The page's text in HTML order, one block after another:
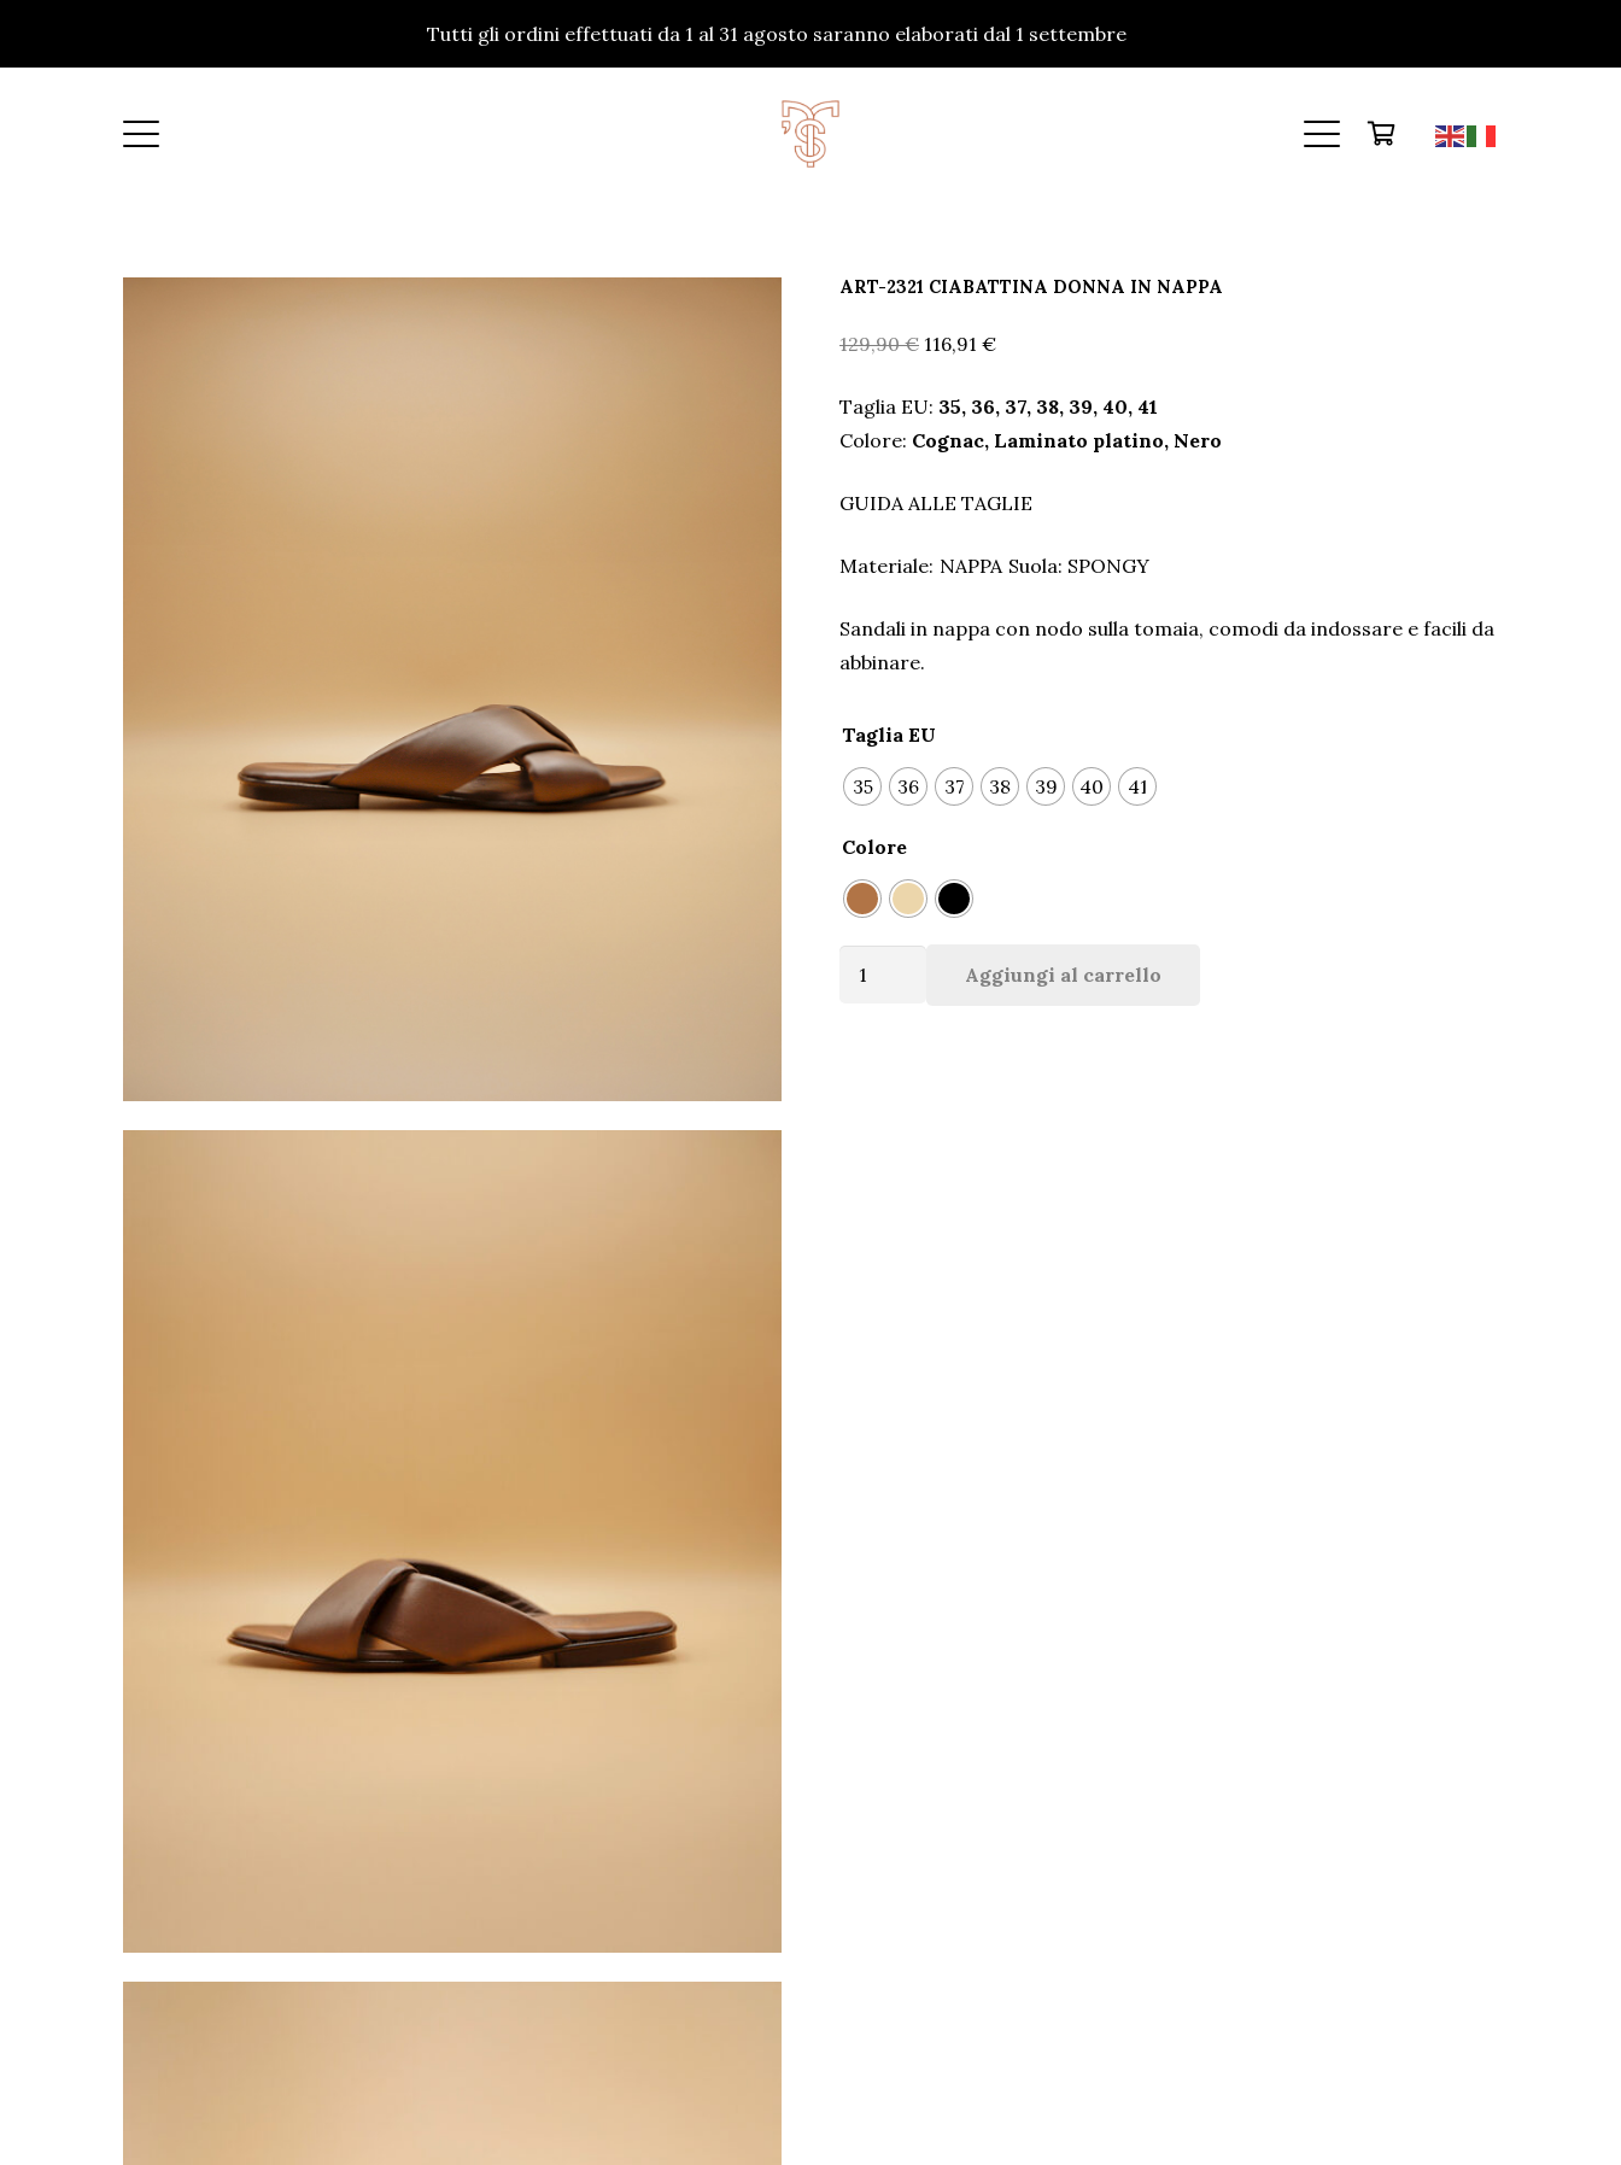
Tutti gli ordini effettuati da 1 al 31 agosto saranno elaborati dal 1 settembre
ART-2321 CIABATTINA DONNA IN NAPPA
129,90€ Il
originale
era:
116,91 €Il
attuale
è:
Taglia EU: 35, 36, 37, 38, 39, 40, 41
Colore: Cognac, Laminato platino, Nero
GUIDA ALLE TAGLIE
Materiale: NAPPA Suola: SPONGY
Sandali in nappa con nodo sulla tomaia, comodi da indossare e facili da
abbinare.
Taglia EU
35 36 37 38 39 40 41
Colore
Aggiungi al carrello